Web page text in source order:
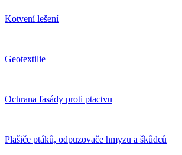
Kotvení lešení
Geotextilie
Ochrana fasády proti ptactvu
Plašiče ptáků, odpuzovače hmyzu a škůdců